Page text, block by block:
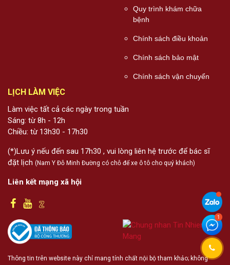
Quy trình khám chữa
bệnh
Chính sách điều khoản
Chính sách bảo mật
Chính sách vận chuyển
LỊCH LÀM VIỆC
Làm việc tất cả các ngày trong tuần
Sáng: từ 8h - 12h
Chiều: từ 13h30 - 17h30
(*)Lưu ý nếu đến sau 17h30 , vui lòng liên hệ trước để bác sĩ
đặt lịch (Nam Y Đỗ Minh Đường có chỗ để xe ô tô cho quý khách)
Liên kết mạng xã hội
Thông tin trên website này chỉ mang tính chất nội bộ tham khảo; không